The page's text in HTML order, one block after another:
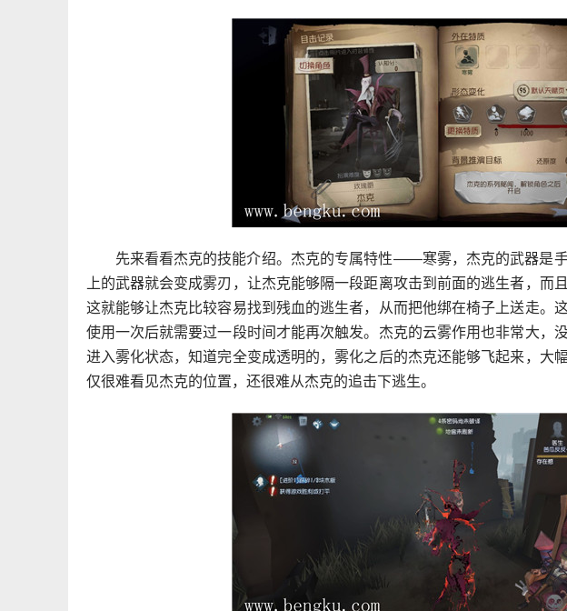
先来看看杰克的技能介绍。杰克的专属特性——寒雾，杰克的武器是
上的武器就会变成雾刃，让杰克能够隔一段距离攻击到前面的逃生者，而
这就能够让杰克比较容易找到残血的逃生者，从而把他绑在椅子上送走。
使用一次后就需要过一段时间才能再次触发。杰克的云雾作用也非常大，
进入雾化状态，知道完全变成透明的，雾化之后的杰克还能够飞起来，大
仅很难看见杰克的位置，还很难从杰克的追击下逃生。